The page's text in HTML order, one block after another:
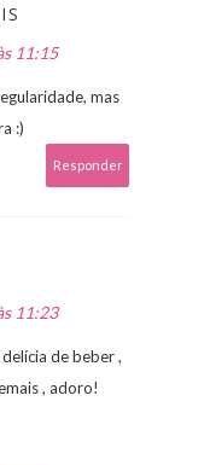
11:15
mas
:)
Responder
11:23
de beber ,
, adoro!